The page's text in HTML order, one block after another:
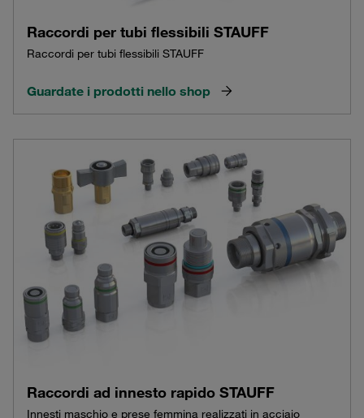
Raccordi per tubi flessibili STAUFF
Raccordi per tubi flessibili STAUFF
Guardate i prodotti nello shop
Raccordi ad innesto rapido STAUFF
Innesti maschio e prese femmina realizzati in acciaio